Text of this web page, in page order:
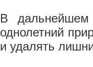
В дальнейшем
однолетний
и удалять